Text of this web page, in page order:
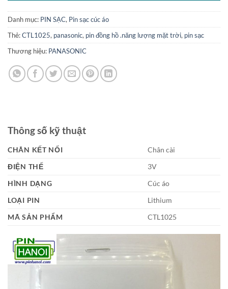
Danh mục: PIN SẠC, Pin sạc cúc áo
Thẻ:CTL1025, panasonic, pin đồng hồ .năng lượng mặt trời, pin sạc
Thương hiệu: PANASONIC
Thông số kỹ thuật
CHÂN KẾT NỐI
Chân cài
ĐIỆN THẾ
3V
HÌNH DẠNG
Cúc áo
LOẠI PIN
Lithium
MÃ SẢN PHẨM
CTL1025